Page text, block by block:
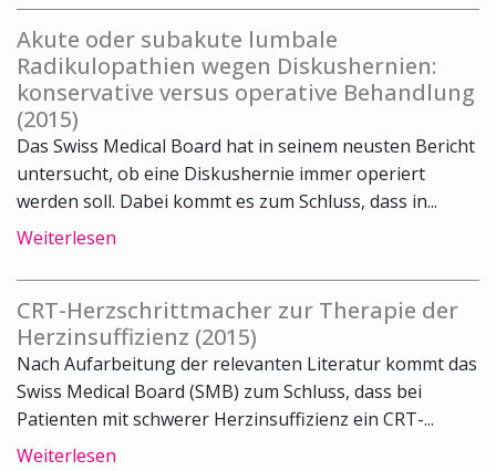
Akute oder subakute lumbale
Radikulopathien wegen Diskushernien:
konservative versus operative Behandlung
(2015)
Das Swiss Medical Board hat in seinem neusten Bericht
untersucht, ob eine Diskushernie immer operiert
werden soll. Dabei kommt es zum Schluss, dass in...
Weiterlesen
CRT-Herzschrittmacher zur Therapie der
Herzinsuffizienz (2015)
Nach Aufarbeitung der relevanten Literatur kommt das
Swiss Medical Board (SMB) zum Schluss, dass bei
Patienten mit schwerer Herzinsuffizienz ein CRT-...
Weiterlesen